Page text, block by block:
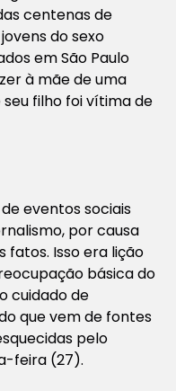
centenas de
do sexo
em São Paulo
à mãe de uma
filho foi vítima de
eventos sociais
por causa
fatos. Isso era lição
básica do
cuidado de
que vem de fontes
pelo
feira (27).